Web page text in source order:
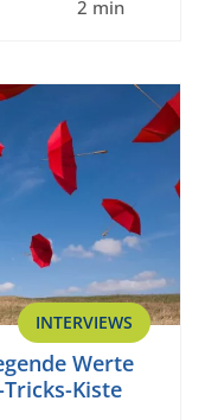
2 min
INTERVIEWS
Werte
Kiste